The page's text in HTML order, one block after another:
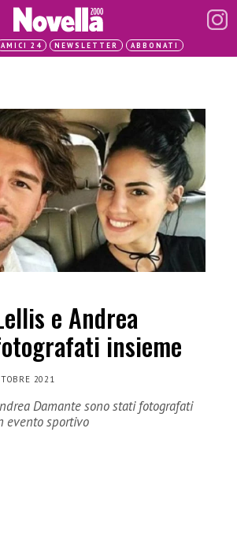
AMICI 24 NEWSLETTER ABBONATI
e Andrea
insieme
2021
Damante sono stati fotografati
evento sportivo